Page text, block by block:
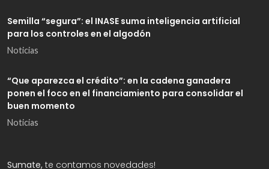
Semilla “segura”: el INASE suma inteligencia artificial
para los controles en el algodón
Noticias
“Que aparezca el crédito”: en la cadena ganadera
ponen el foco en el financiamiento para consolidar el
buen momento
Noticias
Sumate, te contamos novedades!